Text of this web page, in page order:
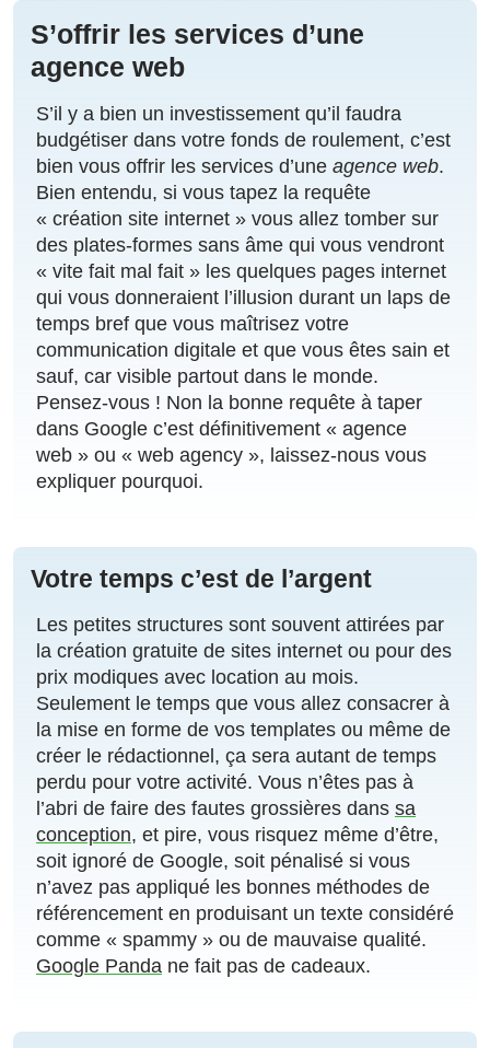
S’offrir les services d’une
agence web
S’il y a bien un investissement qu’il faudra
budgétiser dans votre fonds de roulement, c’est
bien vous offrir les services d’une agence web.
Bien entendu, si vous tapez la requête
« création site internet » vous allez tomber sur
des plates-formes sans âme qui vous vendront
« vite fait mal fait » les quelques pages internet
qui vous donneraient l’illusion durant un laps de
temps bref que vous maîtrisez votre
communication digitale et que vous êtes sain et
sauf, car visible partout dans le monde.
Pensez-vous ! Non la bonne requête à taper
dans Google c’est définitivement « agence
web » ou « web agency », laissez-nous vous
expliquer pourquoi.
Votre temps c’est de l’argent
Les petites structures sont souvent attirées par
la création gratuite de sites internet ou pour des
prix modiques avec location au mois.
Seulement le temps que vous allez consacrer à
la mise en forme de vos templates ou même de
créer le rédactionnel, ça sera autant de temps
perdu pour votre activité. Vous n’êtes pas à
l’abri de faire des fautes grossières dans sa
conception, et pire, vous risquez même d’être,
soit ignoré de Google, soit pénalisé si vous
n’avez pas appliqué les bonnes méthodes de
référencement en produisant un texte considéré
comme « spammy » ou de mauvaise qualité.
Google Panda ne fait pas de cadeaux.